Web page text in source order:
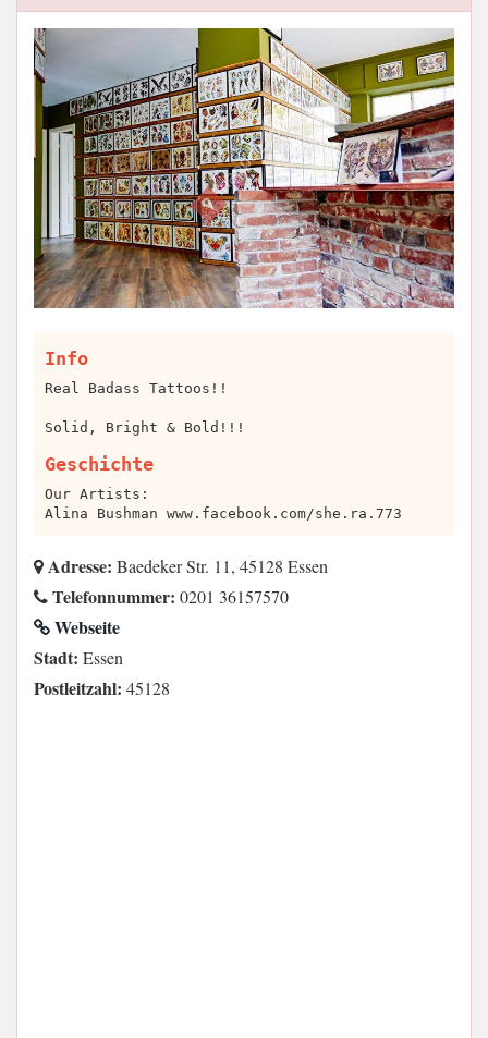
Info
Real Badass Tattoos!!
Solid, Bright & Bold!!!
Geschichte
Our Artists:
Alina Bushman www.facebook.com/she.ra.773
Adresse: Baedeker Str. 11, 45128 Essen
Telefonnummer: 0201 36157570
Webseite
Stadt: Essen
Postleitzahl: 45128